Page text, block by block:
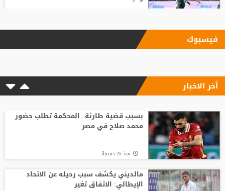
زلزال استثماري في جدة.. أول تحرك رسمي
على أزمة ألفاريز
باريس سان جيرمان يتوصل إلى اتفاق مع
فيران توريس
فيسبوك
آخر الاخبار
بسبب قضية طارئة.. المحكمة تطلب حضور
محمد صلاح في مصر
منذ 25 دقيقة
مالديني يكشف سبب رحيله عن الاتحاد
الإيطالي: الاتفاق تغير